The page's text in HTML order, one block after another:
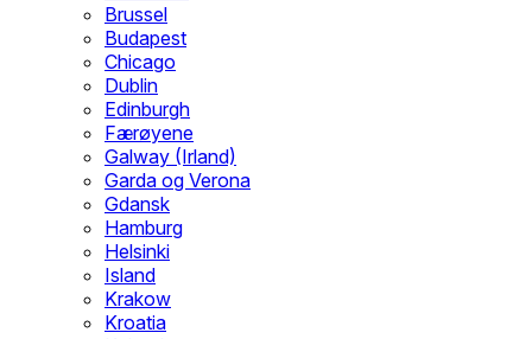
Brussel
Budapest
Chicago
Dublin
Edinburgh
Færøyene
Galway (Irland)
Garda og Verona
Gdansk
Hamburg
Helsinki
Island
Krakow
Kroatia